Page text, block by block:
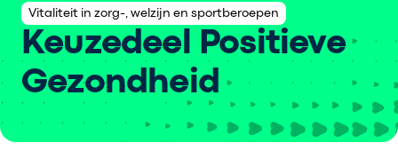
Vitaliteit in zorg-, welzijn en sportberoepen
Keuzedeel Positieve
Gezondheid